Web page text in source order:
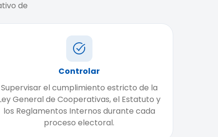
de
Controlar
Supervisar el cumplimiento estricto de la
General de Cooperativas, el Estatuto y
los Reglamentos Internos durante cada
proceso electoral.